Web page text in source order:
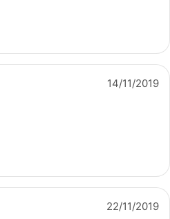
14/11/2019
22/11/2019